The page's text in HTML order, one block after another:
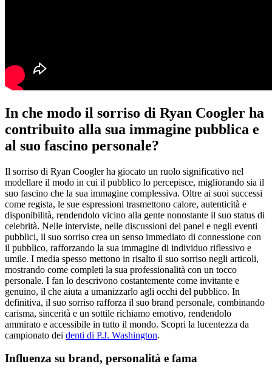
In che modo il sorriso di Ryan Coogler ha
contribuito alla sua immagine pubblica e
al suo fascino personale?
Il sorriso di Ryan Coogler ha giocato un ruolo significativo nel
modellare il modo in cui il pubblico lo percepisce, migliorando sia il
suo fascino che la sua immagine complessiva. Oltre ai suoi successi
come regista, le sue espressioni trasmettono calore, autenticità e
disponibilità, rendendolo vicino alla gente nonostante il suo status di
celebrità. Nelle interviste, nelle discussioni dei panel e negli eventi
pubblici, il suo sorriso crea un senso immediato di connessione con
il pubblico, rafforzando la sua immagine di individuo riflessivo e
umile. I media spesso mettono in risalto il suo sorriso negli articoli,
mostrando come completi la sua professionalità con un tocco
personale. I fan lo descrivono costantemente come invitante e
genuino, il che aiuta a umanizzarlo agli occhi del pubblico. In
definitiva, il suo sorriso rafforza il suo brand personale, combinando
carisma, sincerità e un sottile richiamo emotivo, rendendolo
ammirato e accessibile in tutto il mondo. Scopri la lucentezza da
campionato dei denti di P.J. Washington.
Influenza su brand, personalità e fama